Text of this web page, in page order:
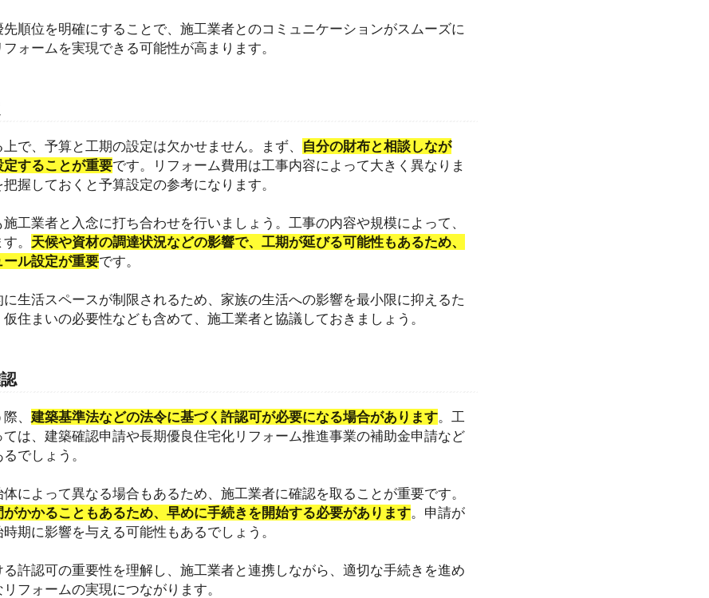
先順位を明確にすることで、施工業者とのコミュニケーションがスムーズに
ォームを実現できる可能性が高まります。
で、予算と工期の設定は欠かせません。まず、 自分の財布と相談しなが
することが重要です。リフォーム費用は工事内容によって大きく異なりま
握しておくと予算設定の参考になります。
工業者と入念に打ち合わせを行いましょう。工事の内容や規模によって、
。 天候や資材の調達状況などの影響で、工期が延びる可能性もあるため、
ル設定が重要です。
生活スペースが制限されるため、家族の生活への影響を最小限に抑えるた
住まいの必要性なども含めて、施工業者と協議しておきましょう。
、 建築基準法などの法令に基づく許認可が必要になる場合があります。工
は、建築確認申請や長期優良住宅化リフォーム推進事業の補助金申請など
でしょう。
によって異なる場合もあるため、施工業者に確認を取ることが重要です。
かかることもあるため、早めに手続きを開始する必要があります。申請が
期に影響を与える可能性もあるでしょう。
る許認可の重要性を理解し、施工業者と連携しながら、適切な手続きを進め
フォームの実現につながります。